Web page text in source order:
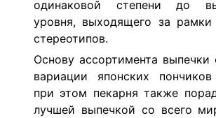
одинаковой степени до
уровня, выходящего за рамки
стереотипов.
Основу ассортимента выпечки
вариации японских
при этом пекарня также
лучшей выпечкой со всего